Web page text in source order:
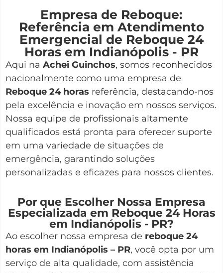
Empresa de Reboque:
Referência em Atendimento
Emergencial de Reboque 24
Horas em Indianópolis - PR
Aqui na Achei Guinchos, somos reconhecidos
nacionalmente como uma empresa de
Reboque 24 horas referência, destacando-nos
pela excelência e inovação em nossos serviços.
Nossa equipe de profissionais altamente
qualificados está pronta para oferecer suporte
em uma variedade de situações de
emergência, garantindo soluções
personalizadas e eficazes para nossos clientes.
Por que Escolher Nossa Empresa
Especializada em Reboque 24 Horas
em Indianópolis - PR?
Ao escolher nossa empresa de reboque 24
horas em Indianópolis – PR, você opta por um
serviço de alta qualidade, com assistência